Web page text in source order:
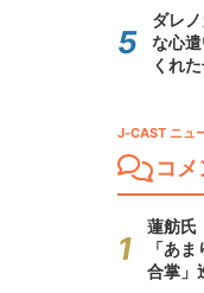
ダレ
な心
くれ
J-CAST ニュ
コ
蓮舫氏
「あ
合掌」